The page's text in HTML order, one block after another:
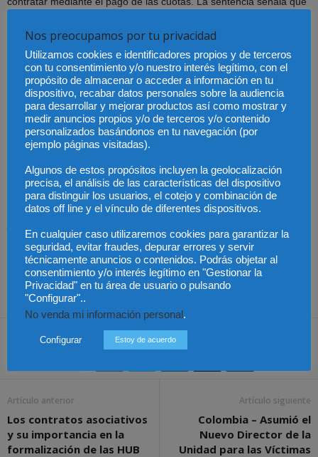
faltaba que la voluntad de cumplimiento estuviera penalizada”,
apunta Navas. Del mismo modo, la sentencia también rechaza el
supuestocontrol notarial, entre otras cosas porque considera
probado que en la notaría tampoco le advirtieron del riesgo del
producto que estaba contratando
Con todo, el juzgado decreta la nulidad de la cláusula multidivisa
prolongado a lo largo de una décadapor una mala praxis
bancaria contraria a la buena fe y a su obligación de velar por los
intereses del cliente como si fueran propios; merecen el reproche
Fuente: Navas Cusí
Artículo anterior
Los contratos asociativos
y su importancia en la
formalización de las HUB
Artículo siguiente
Colombia – Asumió el
Nuevo Director de la
Unidad para las Víctimas
Nos preocupamos por tu privacidad
Utilizamos cookies e identificadores propios y de terceros
con tu consentimiento y/o nuestro interés legítimo, con el
propósito de almacenar o acceder a información en tu
dispositivo, recabar datos personales sobre la audiencia
para desarrollar y mejorar productos así como mostrar y
medir anuncios propios y/o de terceros y/o contenido
personalizados basándonos en tu navegación (por
ejemplo páginas visitadas).
Algunos de estos propósitos incluyen la geolocalización
precisa, el análisis de las características del dispositivo
para distinguir los usuarios, el cotejo y combinación de
datos off line y el vínculo de diferentes dispositivos.
En cualquier caso utilizaremos cookies para garantizar la
seguridad, evitar fraudes, depurar errores y servir
técnicamente anuncios o contenidos. Podrás objetar al
consentimiento y/o interés legítimo en "Gestionar la
Privacidad" en tu área de usuario o pulsando
"Configurar"..
No venda mi información personal .
Configurar Estoy de acuerdo